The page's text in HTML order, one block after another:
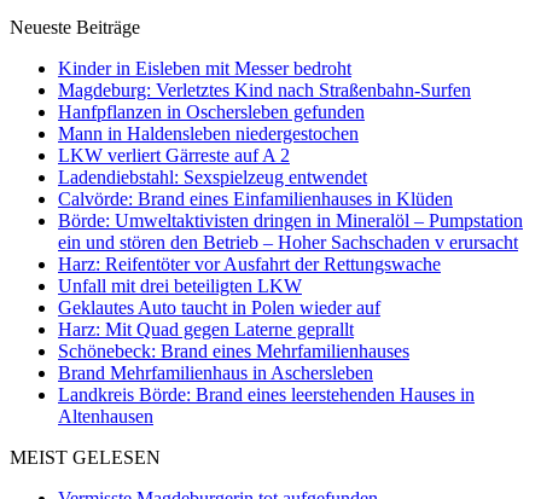
Neueste Beiträge
Kinder in Eisleben mit Messer bedroht
Magdeburg: Verletztes Kind nach Straßenbahn-Surfen
Hanfpflanzen in Oschersleben gefunden
Mann in Haldensleben niedergestochen
LKW verliert Gärreste auf A 2
Ladendiebstahl: Sexspielzeug entwendet
Calvörde: Brand eines Einfamilienhauses in Klüden
Börde: Umweltaktivisten dringen in Mineralöl – Pumpstation
ein und stören den Betrieb – Hoher Sachschaden v erursacht
Harz: Reifentöter vor Ausfahrt der Rettungswache
Unfall mit drei beteiligten LKW
Geklautes Auto taucht in Polen wieder auf
Harz: Mit Quad gegen Laterne geprallt
Schönebeck: Brand eines Mehrfamilienhauses
Brand Mehrfamilienhaus in Aschersleben
Landkreis Börde: Brand eines leerstehenden Hauses in
Altenhausen
MEIST GELESEN